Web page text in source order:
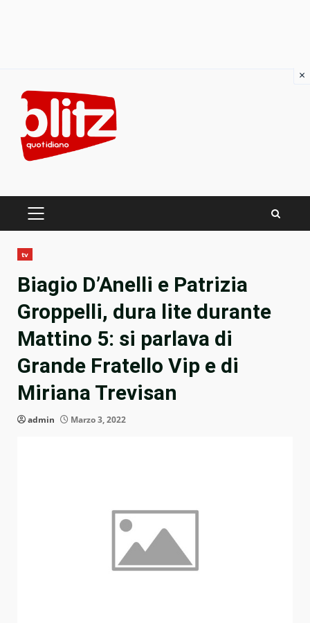
content
PRIMARY
tv
Biagio D’Anelli e Patrizia
Groppelli, dura lite durante
Mattino 5: si parlava di
Grande Fratello Vip e di
Miriana Trevisan
admin Marzo 3, 2022
×